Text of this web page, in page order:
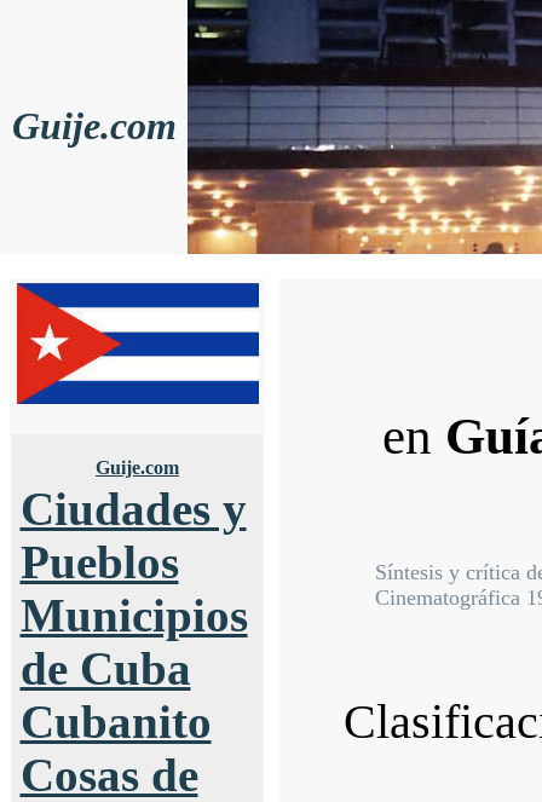
Guije.com
Guije.com
Ciudades y
Pueblos
Municipios
de Cuba
Cubanito
Cosas de
en
Síntesis y crítica
Cinematográfica